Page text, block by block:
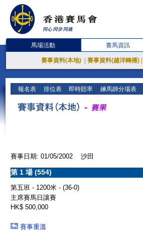
馬場活動 賽馬資訊
賽事資料(本地) 賽事資料(越洋轉播)
報名表 排位表 即時賠率 練馬師分場表
賽事日期: 01/05/2002 沙田
第 1 場 (554)
第五班 - 1200米 - (36-0)
主席賽馬日讓賽
HK$ 500,000
賽事重溫